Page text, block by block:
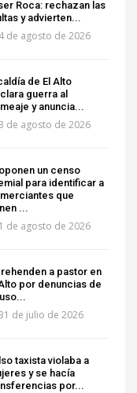
Roca: rechazan las
y advierten...
4 de agosto de 2026
de El Alto
guerra al
y anuncia...
de agosto de 2026
un censo
para identificar a
que
...
1 de agosto de 2026
a pastor en
por denuncias de
de julio de 2026
taxista violaba a
y se hacía
por...